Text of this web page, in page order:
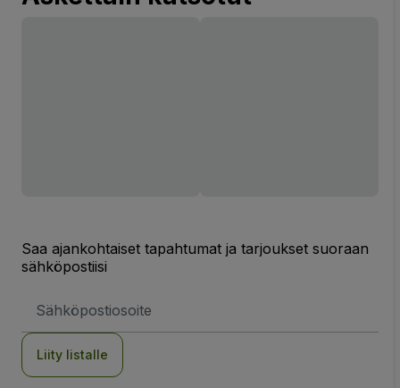
Saa ajankohtaiset tapahtumat ja tarjoukset suoraan
sähköpostiisi
Liity listalle